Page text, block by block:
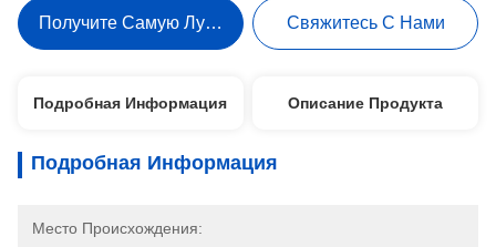
Получите Самую Лучшую ЦенуСвяжитесь С Нами
Подробная Информация Описание Продукта
Подробная Информация
Место Происхождения: